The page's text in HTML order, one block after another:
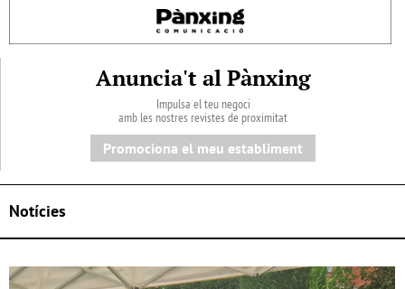
Anuncia't al Pànxing
Impulsa el teu negoci
amb les nostres revistes de proximitat
Promociona el meu establiment
Notícies